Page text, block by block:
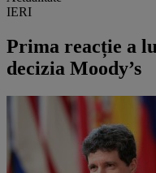
IERI
Prima reacție a
decizia Moody’s